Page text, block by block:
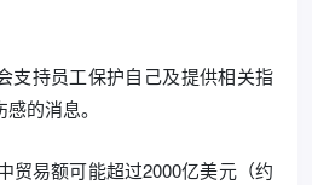
支持员工保护自己及提供相关指
的消息。
贸易额可能超过2000亿美元（约